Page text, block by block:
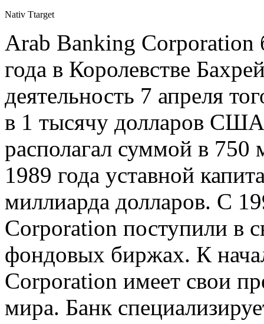
Nativ Ttarget
Arab Banking Corporation
года в Королевстве
деятельность 7 апреля
в 1 тысячу долларов
располагал суммой в 750
1989 года уставной
миллиарда долларов. С
Corporation поступили в
фондовых биржах. К
Corporation имеет свои
мира. Банк